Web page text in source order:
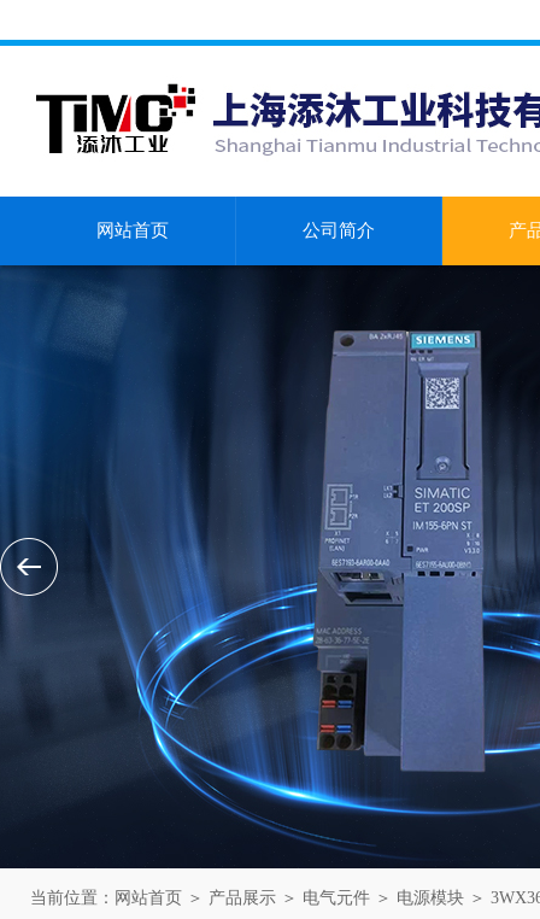
网站首页 公司简介 产
当前位置： 网站首页 ＞ 产品展示 ＞ 电气元件 ＞ 电源模块 ＞